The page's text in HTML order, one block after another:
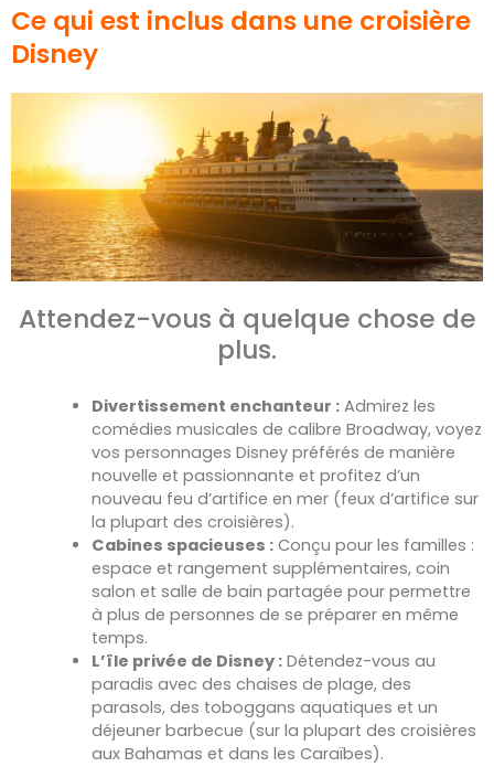
Ce qui est inclus dans une croisière
Disney
Attendez-vous à quelque chose de
plus.
Divertissement enchanteur :Admirez les
comédies musicales de calibre Broadway, voyez
vos personnages Disney préférés de manière
nouvelle et passionnante et profitez d’un
nouveau feu d’artifice en mer (feux d’artifice sur
la plupart des croisières).
Cabines spacieuses :Conçu pour les familles :
espace et rangement supplémentaires, coin
salon et salle de bain partagée pour permettre
à plus de personnes de se préparer en même
temps.
L’île privée de Disney :Détendez-vous au
paradis avec des chaises de plage, des
parasols, des toboggans aquatiques et un
déjeuner barbecue (sur la plupart des croisières
aux Bahamas et dans les Caraïbes).